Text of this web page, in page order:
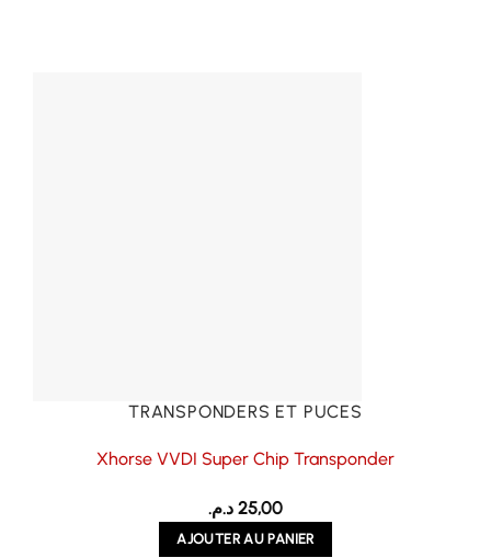
TRANSPONDERS ET PUCES
Xhorse VVDI Super Chip Transponder
25,00 د.م.
AJOUTER AU PANIER